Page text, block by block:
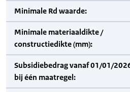
Minimale Rd waarde:
Minimale materiaaldikte /
constructiedikte (mm):
Subsidiebedrag vanaf 01/01/
bij één maatregel: